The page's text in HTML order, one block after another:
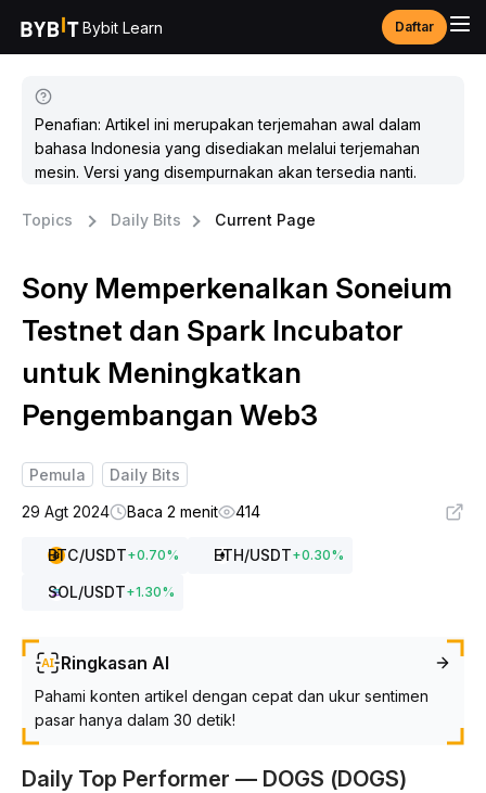
Bybit Learn Daftar
Penafian: Artikel ini merupakan terjemahan awal dalam
bahasa Indonesia yang disediakan melalui terjemahan
mesin. Versi yang disempurnakan akan tersedia nanti.
Topics Daily Bits Current Page
Sony Memperkenalkan Soneium
Testnet dan Spark Incubator
untuk Meningkatkan
Pengembangan Web3
Pemula
Daily Bits
29 Agt 2024
Baca 2 menit 414
BTC/USDT+0.70% ETH/USDT+0.30%
SOL/USDT+1.30%
Ringkasan AI
Pahami konten artikel dengan cepat dan ukur sentimen
pasar hanya dalam 30 detik!
Daily Top Performer — DOGS (DOGS)